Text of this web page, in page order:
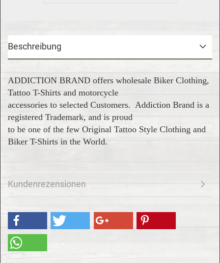
Beschreibung
ADDICTION BRAND offers wholesale Biker Clothing,
Tattoo T-Shirts and motorcycle
accessories to selected Customers. Addiction Brand is a
registered Trademark, and is proud
to be one of the few Original Tattoo Style Clothing and
Biker T-Shirts in the World.
Kundenrezensionen